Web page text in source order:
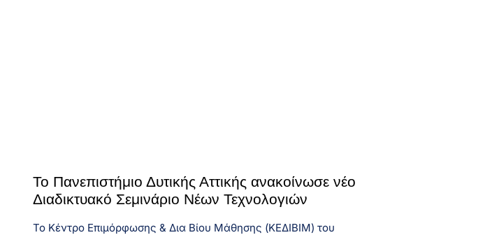
Το Πανεπιστήμιο Δυτικής Αττικής ανακοίνωσε νέο
Διαδικτυακό Σεμινάριο Νέων Τεχνολογιών
Το Κέντρο Επιμόρφωσης & Δια Βίου Μάθησης (ΚΕΔΙΒΙΜ) του